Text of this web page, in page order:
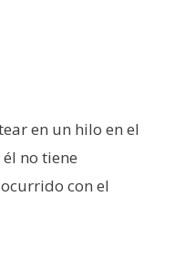
en un hilo en el
no tiene
con el